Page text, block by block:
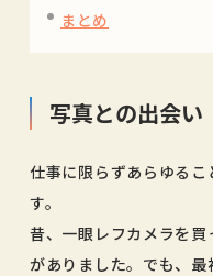
まとめ
写真との出会い
仕事に限らずあらゆる
す。
昔、一眼レフカメラを
がありました。でも、